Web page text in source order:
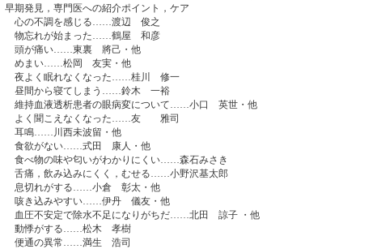
早期発見，専門医への紹介ポイント，ケア
心の不調を感じる……渡辺 俊之
物忘れが始まった……鶴屋 和彦
頭が痛い……東裏 將己・他
めまい……松岡 友実・他
夜よく眠れなくなった……桂川 修一
昼間から寝てしまう……鈴木 一裕
維持血液透析患者の眼病変について……小口 英世・他
よく聞こえなくなった……友 雅司
耳鳴……川西未波留・他
食欲がない……式田 康人・他
食べ物の味や匂いがわかりにくい……森石みさき
舌痛，飲み込みにくく，むせる……小野沢基太郎
息切れがする……小倉 彰太・他
咳き込みやすい……伊丹 儀友・他
血圧不安定で除水不足になりがちだ……北田 諒子 ・他
動悸がする……松木 孝樹
便通の異常……満生 浩司